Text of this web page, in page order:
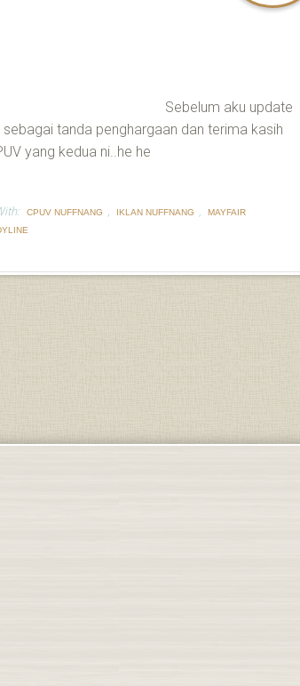
Sebelum aku update
tanda penghargaan dan terima kasih
yang kedua ni..he he
CPUV NUFFNANG , IKLAN NUFFNANG ,
MAYFAIR